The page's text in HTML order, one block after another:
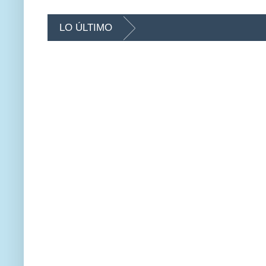
LO ÚLTIMO